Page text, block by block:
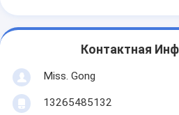
Контактная
Miss. Gong
13265485132